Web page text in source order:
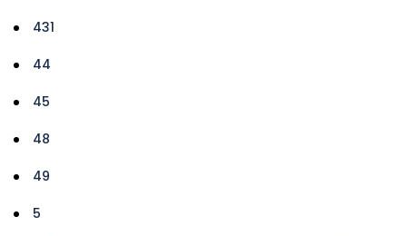
431
44
45
48
49
5